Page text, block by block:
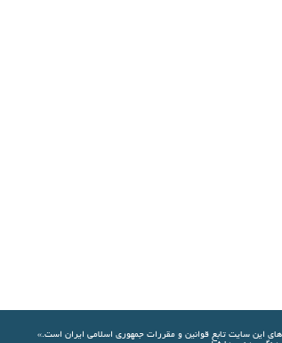
اين سايت تابع قوانين و مقررات جمهوری اسلامی ايران است.»